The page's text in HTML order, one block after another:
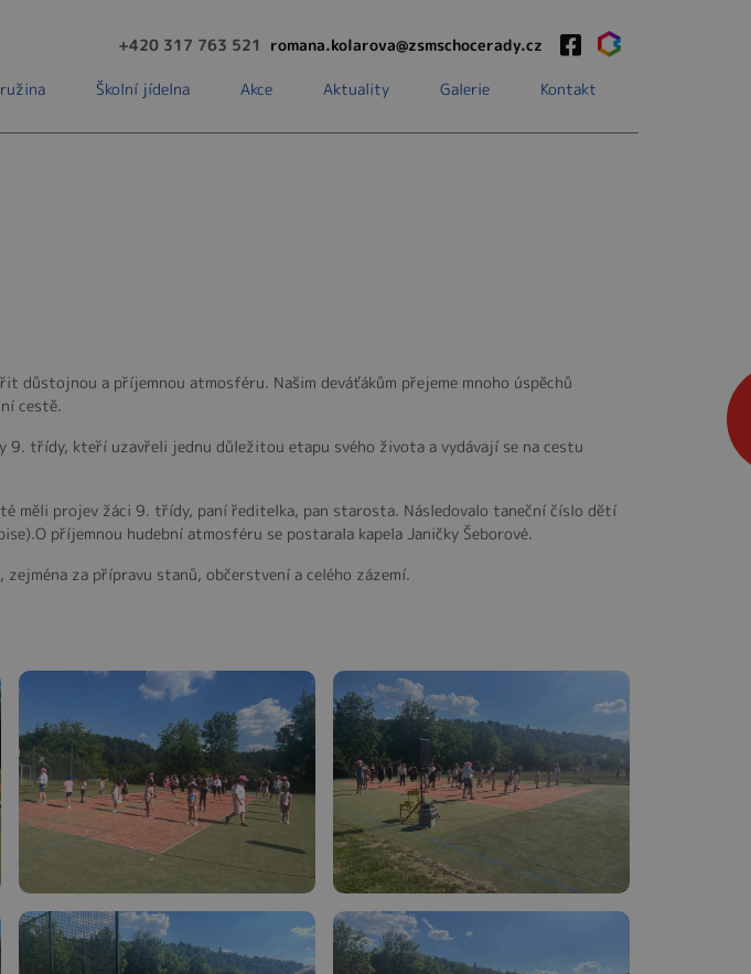
+420 317 763 521 romana.kolarova@zsmschocerady.cz
Školní jídelna Akce Aktuality Galerie Kontakt
důstojnou a příjemnou atmosféru. Našim deváťákům přejeme mnoho úspěchů
cestě.
třídy, kteří uzavřeli jednu důležitou etapu svého života a vydávají se na cestu
měli projev žáci 9. třídy, paní ředitelka, pan starosta. Následovalo taneční číslo dětí
příjemnou hudební atmosféru se postarala kapela Janičky Šeborové.
za přípravu stanů, občerstvení a celého zázemí.